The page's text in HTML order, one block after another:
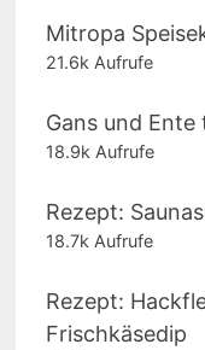
Mitropa
21.6k Aufrufe
Gans und Ente
18.9k Aufrufe
Rezept:
18.7k Aufrufe
Rezept:
Frischkäsedip